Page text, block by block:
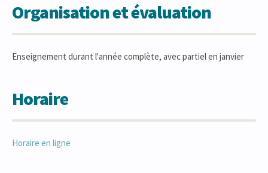
Organisation et évaluation
Enseignement durant l'année complète, avec partiel en janvier
Horaire
Horaire en ligne